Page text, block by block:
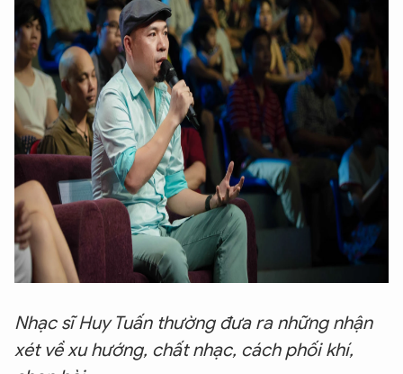
Nhạc sĩ Huy Tuấn thường đưa ra những nhận
xét về xu hướng, chất nhạc, cách phối khí,